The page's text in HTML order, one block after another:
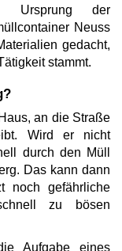
Ursprung der
Neuss
gedacht,
stammt.
an die Straße
Wird er nicht
durch den Müll
Das kann dann
noch gefährliche
zu bösen
Aufgabe eines